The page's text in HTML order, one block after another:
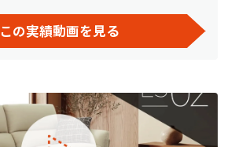
この実績動画を見る